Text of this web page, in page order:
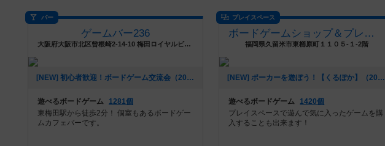
バー
ゲームバー236
大阪府大阪市北区曾根崎2-14-10 梅田ロイヤルビル5F
[NEW] 初心者歓迎！ボードゲーム交流会（2024年09月04日 17時48分）
遊べるボードゲーム
1281個
東梅田駅から徒歩2分！ 個室もあるボードゲー
ムカフェバーです。
プレイスペース
ボードゲームショップ＆プレイスペース さいふる[xi-full]
福岡県久留米市東櫛原町１１０５-１-2階
[NEW] ポーカーを遊ぼう！【くるぽか】（2024年09月01日 12時59分）
遊べるボードゲーム
1420個
プレイスペースで遊んで気に入ったゲームを購
入することも出来ます！